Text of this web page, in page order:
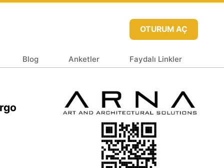
OTURUM AÇ
Blog Anketler Faydalı Linkler